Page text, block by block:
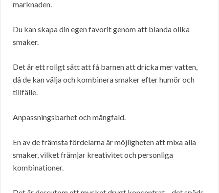
marknaden.
Du kan skapa din egen favorit genom att blanda olika
smaker.
Det är ett roligt sätt att få barnen att dricka mer vatten,
då de kan välja och kombinera smaker efter humör och
tillfälle.
Anpassningsbarhet och mångfald.
En av de främsta fördelarna är möjligheten att mixa alla
smaker, vilket främjar kreativitet och personliga
kombinationer.